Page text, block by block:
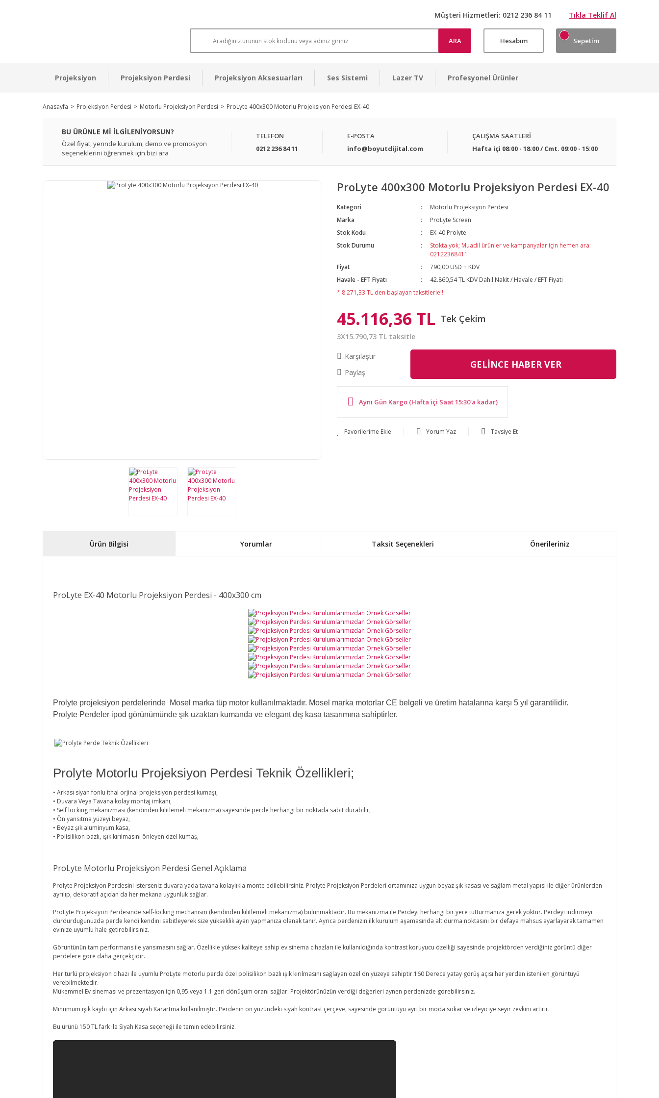
Müşteri Hizmetleri: 0212 236 84 11 Tıkla Teklif Al
ARA Hesabım Sepetim
Projeksiyon Projeksiyon Perdesi Projeksiyon Aksesuarları Ses Sistemi Lazer TV Profesyonel Ürünler
Anasayfa Projeksiyon Perdesi Motorlu Projeksiyon Perdesi ProLyte 400x300 Motorlu Projeksiyon Perdesi EX-40
BU ÜRÜNLE Mİ İLGİLENİYORSUN?
Özel fiyat, yerinde kurulum, demo ve promosyon
seçeneklerini öğrenmek için bizi ara
TELEFON
0212 236 84 11
E-POSTA
info@boyutdijital.com
ÇALIŞMA SAATLERİ
Hafta içi 08:00 - 18:00 / Cmt. 09:00 - 15:00
ProLyte 400x300 Motorlu Projeksiyon Perdesi EX-40
Kategori
Motorlu Projeksiyon Perdesi
Marka
ProLyte Screen
Stok Kodu
EX-40 Prolyte
Stok Durumu
Stokta yok; Muadil ürünler ve kampanyalar için hemen ara:
02122368411
Fiyat
790,00 USD + KDV
Havale - EFT Fiyatı
42.860,54 TL KDV Dahil Nakit / Havale / EFT Fiyatı
* 8.271,33 TL den başlayan taksitlerle!!
45.116,36 TL Tek Çekim
3X15.790,73 TL taksitle
Karşılaştır
Paylaş
GELİNCE HABER VER
Aynı Gün Kargo (Hafta içi Saat 15:30'a kadar)
Yorum Yaz Tavsiye Et
Ürün Bilgisi Yorumlar Taksit Seçenekleri Önerileriniz
ProLyte EX-40 Motorlu Projeksiyon Perdesi - 400x300 cm
Prolyte projeksiyon perdelerinde Mosel marka tüp motor kullanılmaktadır. Mosel marka motorlar CE belgeli ve üretim hatalarına karşı 5 yıl garantilidir.
Prolyte Perdeler ipod görünümünde şık uzaktan kumanda ve elegant dış kasa tasarımına sahiptirler.
Prolyte Motorlu Projeksiyon Perdesi Teknik Özellikleri;
• Arkası siyah fonlu ithal orjinal projeksiyon perdesi kumaşı,
• Duvara Veya Tavana kolay montaj imkanı,
• Self locking mekanizması (kendinden kilitlemeli mekanizma) sayesinde perde herhangi bir noktada sabit durabilir,
• Ön yansıtma yüzeyi beyaz,
• Beyaz şık aluminyum kasa,
• Polisilikon bazlı, ışık kırılmasını önleyen özel kumaş,
ProLyte Motorlu Projeksiyon Perdesi Genel Açıklama
Prolyte Projeksiyon Perdesini isterseniz duvara yada tavana kolaylıkla monte edilebilirsiniz. Prolyte Projeksiyon Perdeleri ortamınıza uygun beyaz şık kasası ve sağlam metal yapısı ile diğer ürünlerden
ayrılıp, dekoratif açıdan da her mekana uygunluk sağlar.
ProLyte Projeksiyon Perdesinde self-locking mechanism (kendinden kilitlemeli mekanizma) bulunmaktadır. Bu mekanizma ile Perdeyi herhangi bir yere tutturmanıza gerek yoktur. Perdeyi indirmeyi
durdurduğunuzda perde kendi kendini sabitleyerek size yükseklik ayarı yapmanıza olanak tanır. Ayrıca perdenizin ilk kurulum aşamasında alt durma noktasını bir defaya mahsus ayarlayarak tamamen
evinize uyumlu hale getirebilirsiniz.
Görüntünün tam performans ile yansımasını sağlar. Özellikle yüksek kaliteye sahip ev sinema cihazları ile kullanıldığında kontrast koruyucu özelliği sayesinde projektörden verdiğiniz görüntü diğer
perdelere göre daha gerçekçidir.
Her türlü projeksiyon cihazı ile uyumlu ProLyte motorlu perde özel polisilikon bazlı ışık kırılmasını sağlayan özel ön yüzeye sahiptir.160 Derece yatay görüş açısı her yerden istenilen görüntüyü
verebilmektedir.
Mükemmel Ev sineması ve prezentasyon için 0,95 veya 1.1 geri dönüşüm oranı sağlar. Projektörünüzün verdiği değerleri aynen perdenizde görebilirsiniz.
Minumum ışık kaybı için Arkası siyah Karartma kullanılmıştır. Perdenin ön yüzündeki siyah kontrast çerçeve, sayesinde görüntüyü ayrı bir moda sokar ve izleyiciye seyir zevkini artırır.
Bu ürünü 150 TL fark ile Siyah Kasa seçeneği ile temin edebilirsiniz.